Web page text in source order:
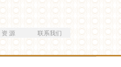
资 源 联系我们